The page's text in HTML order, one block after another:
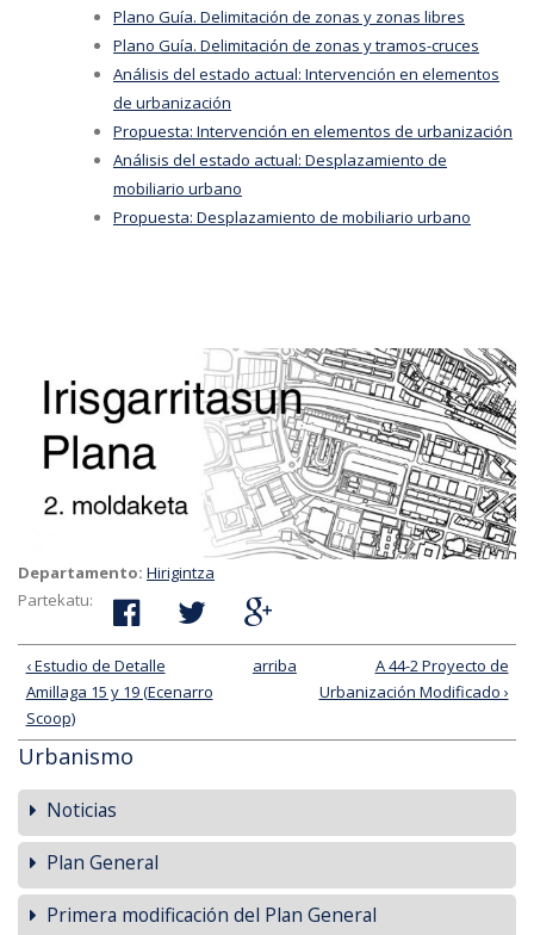
Plano Guía. Delimitación de zonas y zonas libres
Plano Guía. Delimitación de zonas y tramos-cruces
Análisis del estado actual: Intervención en elementos
de urbanización
Propuesta: Intervención en elementos de urbanización
Análisis del estado actual: Desplazamiento de
mobiliario urbano
Propuesta: Desplazamiento de mobiliario urbano
Departamento: Hirigintza
Partekatu:
‹ Estudio de Detalle
Amillaga 15 y 19 (Ecenarro
Scoop)
arriba
A 44-2 Proyecto de
Urbanización Modificado ›
Urbanismo
Noticias
Plan General
Primera modificación del Plan General